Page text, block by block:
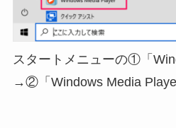
スタートメニューの①「
→②「Windows Media